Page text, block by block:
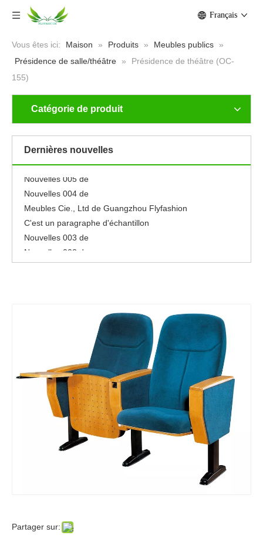
Français
Vous êtes ici: Maison » Produits » Meubles publics
»
Présidence de salle/théâtre
»
Présidence de théâtre (OC-
155)
Catégorie de produit
Dernières nouvelles
Se sentir libre pour éditer ce texte pour le faire
le faire
Nouvelles 005 de
Nouvelles 004 de
Meubles Cie., Ltd de Guangzhou Flyfashion
C'est un paragraphe d'échantillon
Nouvelles 003 de
Nouvelles 002 de
Nouvelles 001 de
Partager sur: